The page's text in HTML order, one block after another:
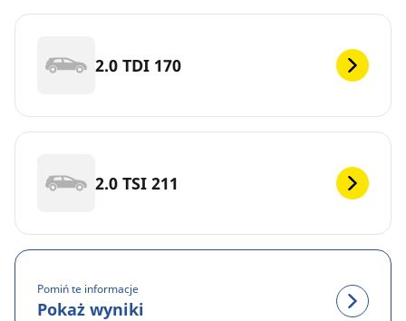
2.0 TDI 170
2.0 TSI 211
Pomiń te informacje
Pokaż wyniki